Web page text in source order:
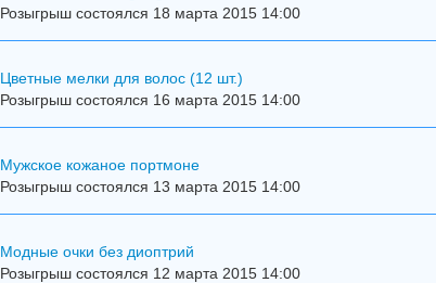
Розыгрыш состоялся 18 марта 2015 14:00
Цветные мелки для волос (12 шт.)
Розыгрыш состоялся 16 марта 2015 14:00
Мужское кожаное портмоне
Розыгрыш состоялся 13 марта 2015 14:00
Модные очки без диоптрий
Розыгрыш состоялся 12 марта 2015 14:00